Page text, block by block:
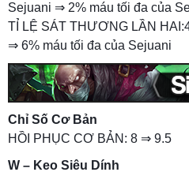
Sejuani ⇒ 2% máu tối đa của
TỈ LỆ SÁT THƯƠNG LẦN
⇒ 6% máu tối đa của Sejuani
Chỉ Số Cơ Bản
HỒI PHỤC CƠ BẢN: 8 ⇒ 9.5
W – Keo Siêu Dính